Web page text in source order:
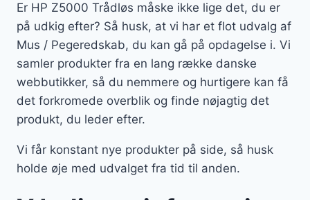
Er HP Z5000 Trådløs måske ikke lige det, du er
på udkig efter? Så husk, at vi har et flot udvalg af
Mus / Pegeredskab, du kan gå på opdagelse i. Vi
samler produkter fra en lang række danske
webbutikker, så du nemmere og hurtigere kan få
det forkromede overblik og finde nøjagtig det
produkt, du leder efter.
Vi får konstant nye produkter på side, så husk
holde øje med udvalget fra tid til anden.